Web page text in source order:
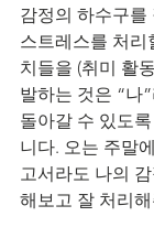
감정의 하수구를
스트레스를 처리
치들을 (취미 활
발하는 것은 “나
돌아갈 수 있도
니다. 오는 주말
고서라도 나의
해보고 잘 처리